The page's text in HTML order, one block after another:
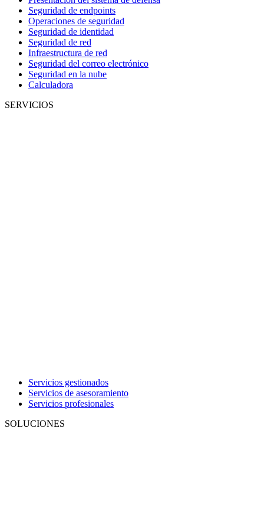
Seguridad de endpoints
Operaciones de seguridad
Seguridad de identidad
Seguridad de red
Infraestructura de red
Seguridad del correo electrónico
Seguridad en la nube
Calculadora
SERVICIOS
Servicios gestionados
Servicios de asesoramiento
Servicios profesionales
SOLUCIONES